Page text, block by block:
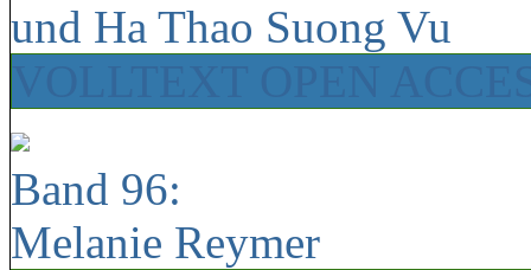
und Ha Thao Suong Vu
Band 96:
Melanie Reymer